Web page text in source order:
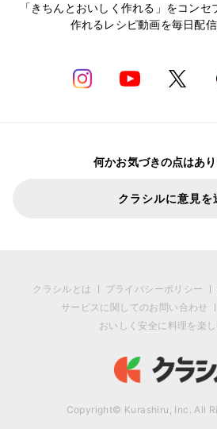
「きちんとおいしく作れる」をコンセ
作れるレシピ動画を毎日配信
何かお気づきの点はあ
クラシルに意見を
クラシルとは プライバシーポリシー
サービスに関してのお問い合わせ
おいしく安全に料理を楽
Copyright© Kurashiru, Inc. All